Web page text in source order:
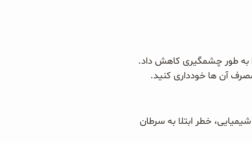
به طور چشمگیری کاهش داد.
آن ها خودداری کنید.
خطر ابتلا به سرطان